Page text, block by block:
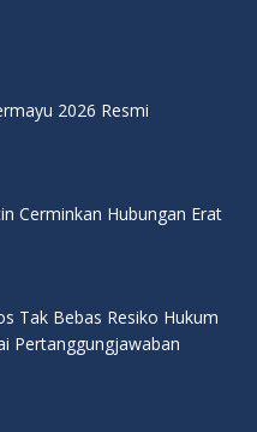
2026 Resmi
Cerminkan Hubungan Erat
Tak Bebas Resiko Hukum
Pertanggungjawaban